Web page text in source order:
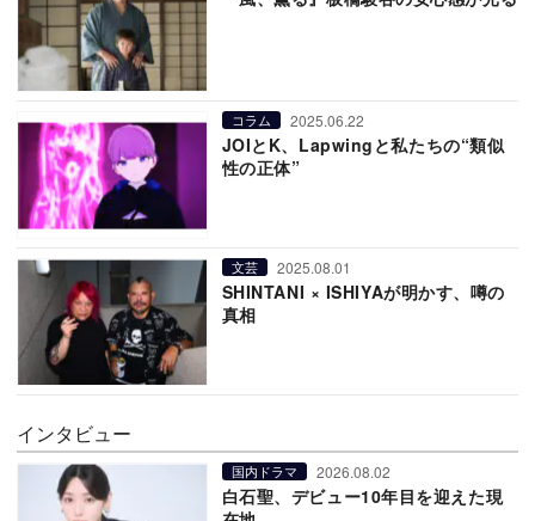
コラム 2025.06.22
JOIとK、Lapwingと私たちの“類似
性の正体”
文芸 2025.08.01
SHINTANI × ISHIYAが明かす、噂の
真相
インタビュー
国内ドラマ 2026.08.02
白石聖、デビュー10年目を迎えた現